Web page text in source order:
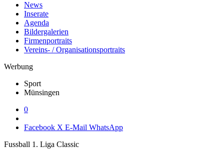
News
Inserate
Agenda
Bildergalerien
Firmenportraits
Vereins- / Organisationsportraits
Werbung
Sport
Münsingen
0
Facebook X E-Mail WhatsApp
Fussball 1. Liga Classic